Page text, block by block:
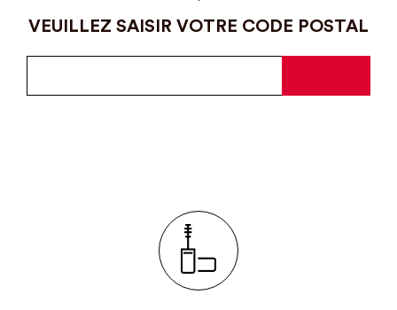
VEUILLEZ SAISIR VOTRE CODE POSTAL